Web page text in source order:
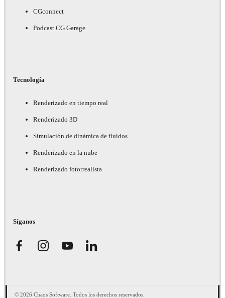
CGconnect
Podcast CG Garage
Tecnología
Renderizado en tiempo real
Renderizado 3D
Simulación de dinámica de fluidos
Renderizado en la nube
Renderizado fotorrealista
Síganos
© 2026 Chaos Software. Todos los derechos reservados.